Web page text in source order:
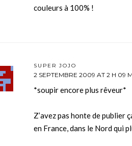
couleurs à 100% !
SUPER JOJO
2 SEPTEMBRE 2009 AT 2 H 09
*soupir encore plus rêveur*
Z’avez pas honte de publier
en France, dans le Nord qui